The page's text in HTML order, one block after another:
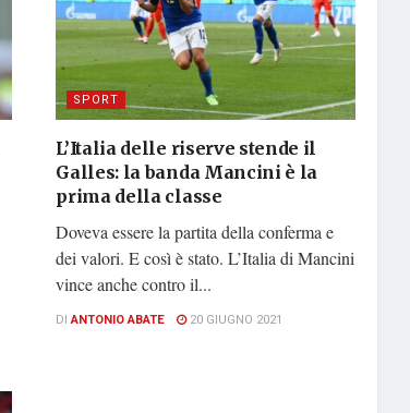
SPORT
L’Italia delle riserve stende il
Galles: la banda Mancini è la
prima della classe
Doveva essere la partita della conferma e
dei valori. E così è stato. L’Italia di Mancini
vince anche contro il...
DI ANTONIO ABATE 20 GIUGNO 2021